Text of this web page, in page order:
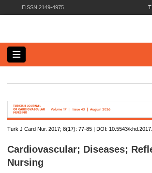
EISSN 2149-4975
Turk J Card Nur. 2017; 8(17): 77-85 | DOI: 10.5543/
Cardiovascular; Diseases;
Nursing